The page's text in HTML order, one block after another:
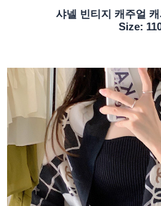
샤넬 빈티지 캐주얼
Size: